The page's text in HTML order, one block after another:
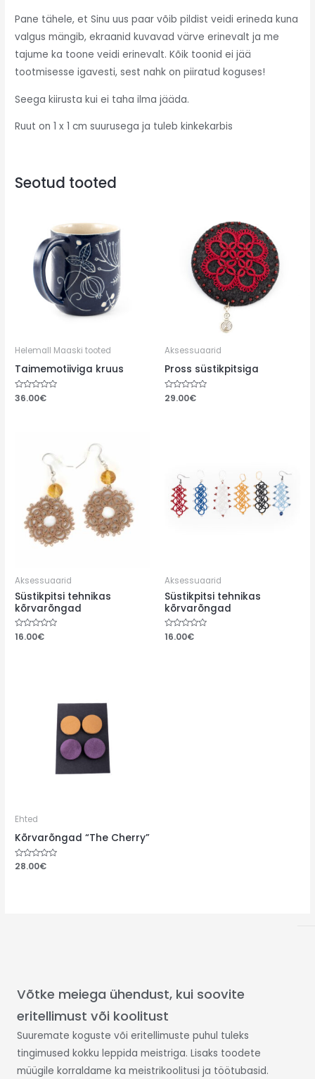
Pane tähele, et Sinu uus paar võib pildist veidi erineda kuna
valgus mängib, ekraanid kuvavad värve erinevalt ja me
tajume ka toone veidi erinevalt.Kõik toonid ei jää
tootmisesse igavesti, sest nahk on piiratud koguses!
Seega kiirusta kui ei taha ilma jääda.
Ruut on 1 x 1 cm suurusega ja tuleb kinkekarbis
Seotud tooted
Helemall Maaski tooted
Taimemotiiviga kruus
Hinnanguga
0
36.00€
Aksessuaarid
Pross süstikpitsiga
Hinnanguga
0
29.00€
Aksessuaarid
Süstikpitsi tehnikas
kõrvarõngad
Hinnanguga
0
16.00€
Aksessuaarid
Süstikpitsi tehnikas
kõrvarõngad
Hinnanguga
0
16.00€
Ehted
Kõrvarõngad “The Cherry”
Hinnanguga
28.00€
Võtke meiega ühendust, kui soovite
eritellimust või koolitust
Suuremate koguste või eritellimuste puhul tuleks
tingimused kokku leppida meistriga. Lisaks toodete
müügile korraldame ka meistrikoolitusi ja töötubasid.